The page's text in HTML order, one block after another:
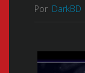
Por DarkBD